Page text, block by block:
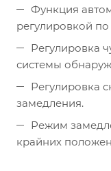
Функция
регулировкой
Регулировка
системы
Регулировка
замедления.
Режим
крайних